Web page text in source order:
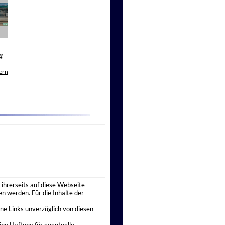
auf diese Webseite
werden. Für die Inhalte der
Links unverzüglich von diesen